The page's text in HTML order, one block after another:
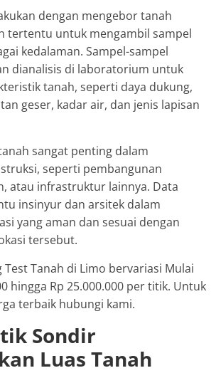
dengan mengebor tanah
tertentu untuk mengambil sampel
kedalaman. Sampel-sampel
dianalisis di laboratorium untuk
tanah, seperti daya dukung,
geser, kadar air, dan jenis lapisan
sangat penting dalam
seperti pembangunan
atau infrastruktur lainnya. Data
insinyur dan arsitek dalam
yang aman dan sesuai dengan
tersebut.
Test Tanah di Limo bervariasi Mulai
hingga Rp 25.000.000 per titik. Untuk
terbaik hubungi kami.
Sondir
Luas Tanah